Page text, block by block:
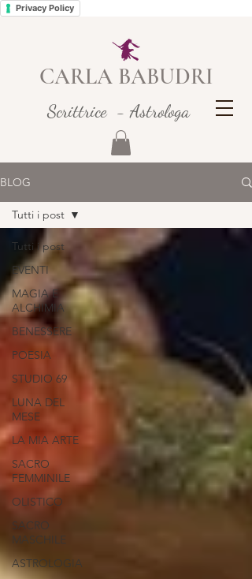
Privacy Policy
CARLA BABUDRI
Scrittrice - Astrologa
BLOG
Tutti i post
EVENTI
MAGIA E
ALCHIMIA
BENESSERE
POESIA
STUDIO 69
LUNA DEL
MESE
LA MIA ARTE
SACRO
FEMMINILE
OLISTICO
SACRO
MASCHILE
ASTROLOGIA
Tutti i post